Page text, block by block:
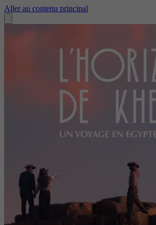
Aller au contenu principal